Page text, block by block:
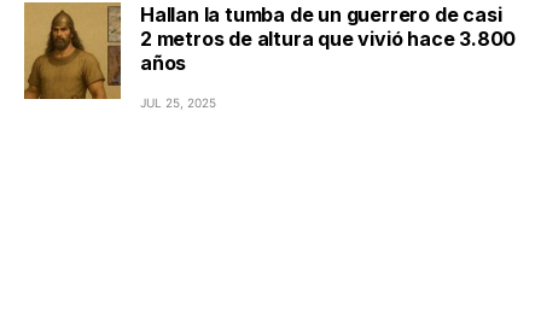
Hallan la tumba de un guerrero de casi
2 metros de altura que vivió hace 3.800
años
JUL 25, 2025